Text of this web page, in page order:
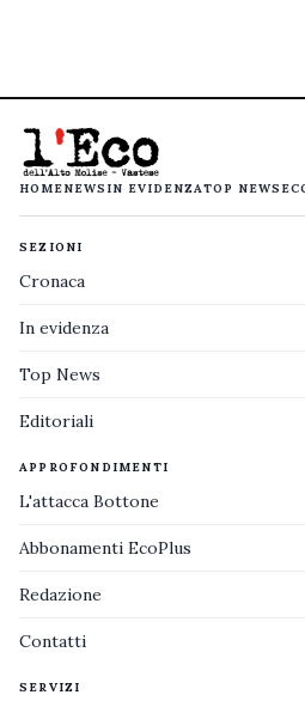
HOMENEWS IN EVIDENZATOP NEWS
SEZIONI
Cronaca
In evidenza
Top News
Editoriali
APPROFONDIMENTI
L'attacca Bottone
Abbonamenti EcoPlus
Redazione
Contatti
SERVIZI